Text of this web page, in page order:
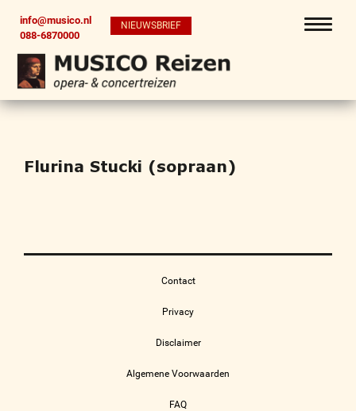
info@musico.nl
088-6870000
NIEUWSBRIEF
Flurina Stucki (sopraan)
Contact
Privacy
Disclaimer
Algemene Voorwaarden
FAQ